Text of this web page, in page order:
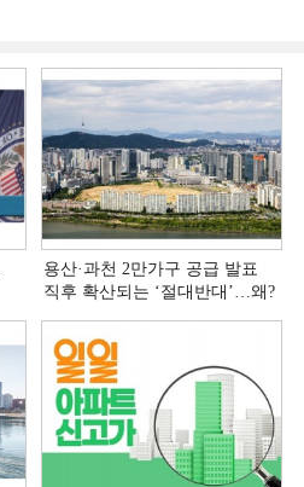
용산·과천 2만가구 공급 발표
직후 확산되는 ‘절대반대’…왜?